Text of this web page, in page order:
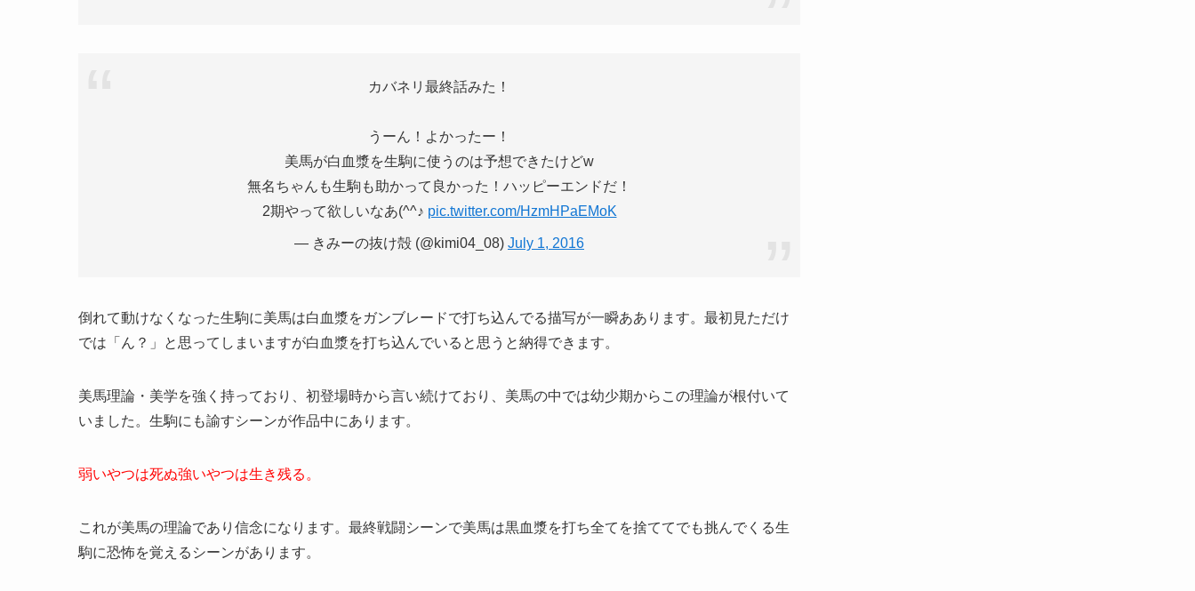
カバネリ最終話みた！
うーん！よかったー！
美馬が白血漿を生駒に使うのは予想できたけどw
無名ちゃんも生駒も助かって良かった！ハッピーエンドだ！
2期やって欲しいなあ(^^♪ pic.twitter.com/HzmHPaEMoK
— きみーの抜け殻 (@kimi04_08) July 1, 2016
倒れて動けなくなった生駒に美馬は白血漿をガンブレードで打ち込んでる描写が一瞬ああります。最初見ただけ
では「ん？」と思ってしまいますが白血漿を打ち込んでいると思うと納得できます。
美馬理論・美学を強く持っており、初登場時から言い続けており、美馬の中では幼少期からこの理論が根付いて
いました。生駒にも諭すシーンが作品中にあります。
弱いやつは死ぬ強いやつは生き残る。
これが美馬の理論であり信念になります。最終戦闘シーンで美馬は黒血漿を打ち全てを捨ててでも挑んでくる生
駒に恐怖を覚えるシーンがあります。